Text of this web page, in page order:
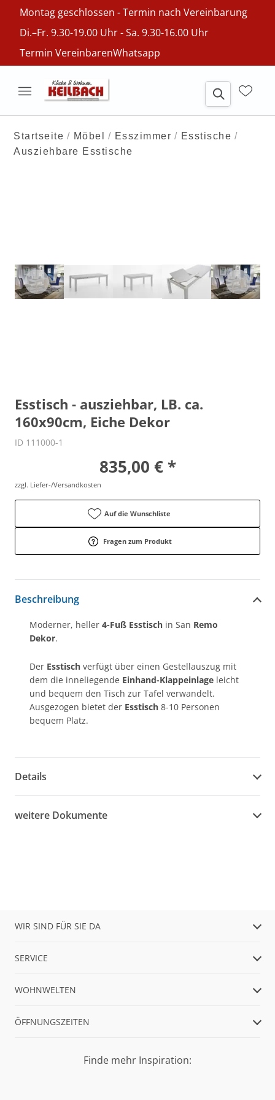
Montag geschlossen - Termin nach Vereinbarung
Di.–Fr. 9.30-19.00 Uhr - Sa. 9.30-16.00 Uhr
Termin VereinbarenWhatsapp
Startseite Möbel Esszimmer
Esstische
Ausziehbare Esstische
Esstisch - ausziehbar, LB. ca.
160x90cm, Eiche Dekor
ID 111000-1
835,00 € *
zzgl. Liefer-/Versandkosten
Auf die Wunschliste
Fragen zum Produkt
Beschreibung
Moderner, heller 4-Fuß Esstisch in San Remo
Dekor.
Der Esstisch verfügt über einen Gestellauszug mit
dem die inneliegende Einhand-Klappeinlage leicht
und bequem den Tisch zur Tafel verwandelt.
Ausgezogen bietet der Esstisch 8-10 Personen
bequem Platz.
Details
weitere Dokumente
WIR SIND FÜR SIE DA
SERVICE
WOHNWELTEN
ÖFFNUNGSZEITEN
Finde mehr Inspiration: